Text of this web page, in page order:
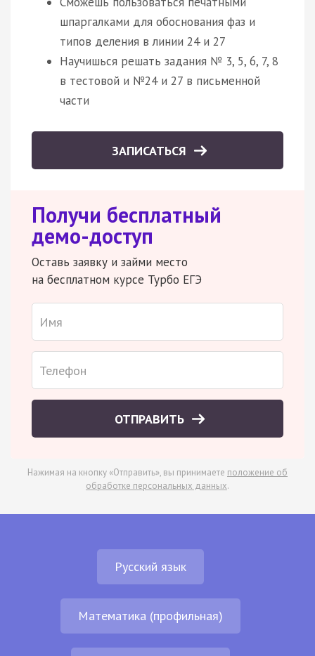
шпаргалками для обоснования фаз и
типов деления в линии 24 и 27
Научишься решать задания № 3, 5, 6, 7, 8
в тестовой и №24 и 27 в письменной
части
ЗАПИСАТЬСЯ
Получи бесплатный
демо-доступ
Оставь заявку и займи место
на бесплатном курсе Турбо ЕГЭ
ОТПРАВИТЬ
Нажимая на кнопку «Отправить», вы принимаете положение об
обработке персональных данных.
Русский язык
Математика (профильная)